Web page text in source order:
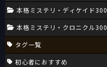
本格ミステリ・ディケイド300
本格ミステリ・クロニクル300
タグ一覧
初心者におすすめ